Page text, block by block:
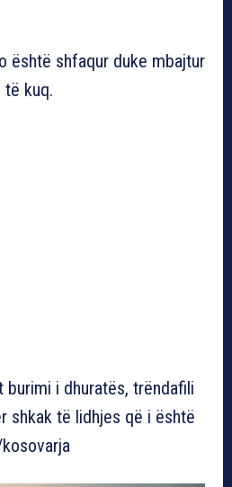
është shfaqur duke mbajtur
të kuq.
burimi i dhuratës, trëndafili
shkak të lidhjes që i është